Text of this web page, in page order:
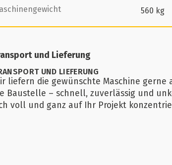
560 kg
und Lieferung
UND LIEFERUNG
liefern die gewünschte Maschine
Baustelle – schnell, zuverlässig und
voll und ganz auf Ihr Projekt